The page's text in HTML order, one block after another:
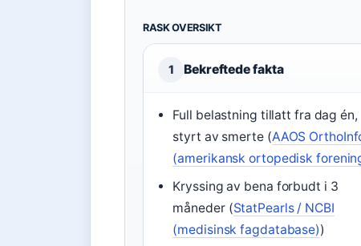
RASK OVERSIKT
1 Bekreftede fakta
Full belastning tillatt fra dag én,
styrt av smerte (AAOS
(amerikansk ortopedisk
Kryssing av bena forbudt i 3
måneder (StatPearls / NCBI
(medisinsk fagdatabase))